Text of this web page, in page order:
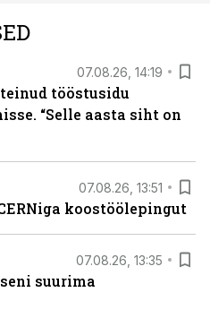
07.08.26, 14:19
tööstusidu
“Selle aasta siht on
07.08.26, 13:51
koostöölepingut
07.08.26, 13:35
suurima